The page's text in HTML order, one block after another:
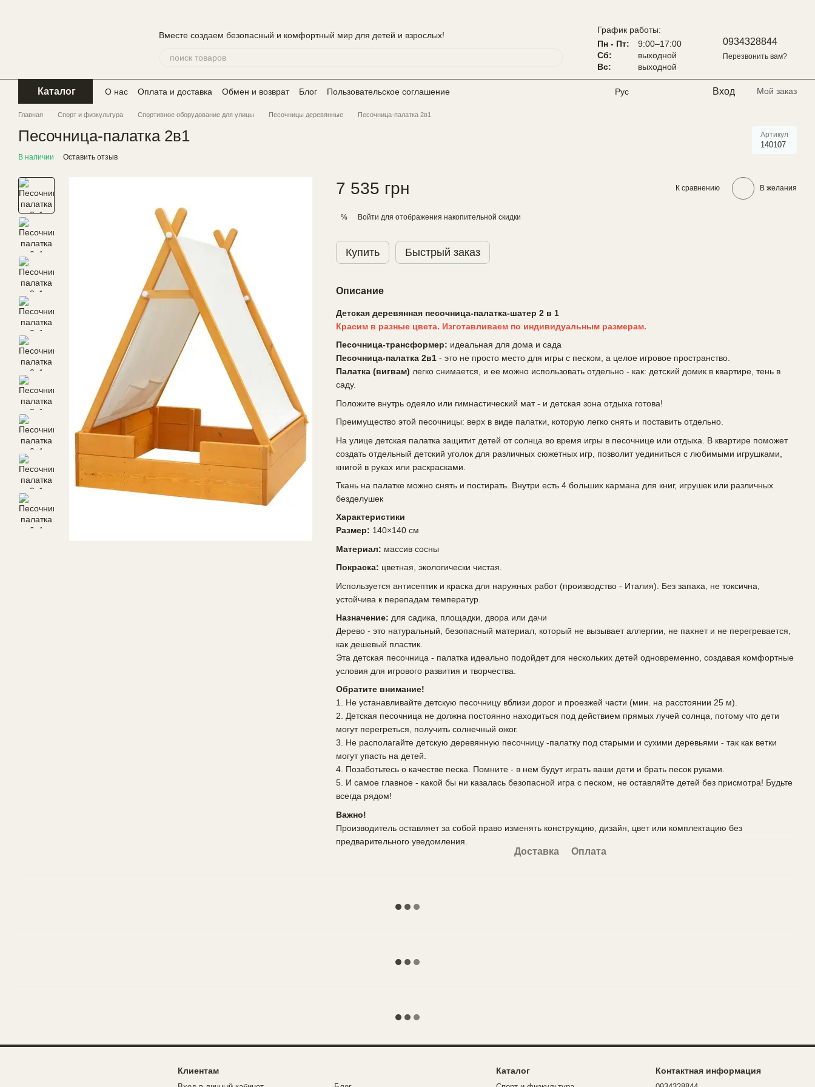
Вместе создаем безопасный и комфортный мир для детей и взрослых!
График работы:
Пн - Пт:
9:00–17:00
Сб:
выходной
Вс:
выходной
0934328844
Перезвонить вам?
Каталог О нас Оплата и доставка Обмен и возврат Блог Пользовательское соглашение Рус Вход Мой заказ
Главная Спорт и физкультура Спортивное оборудование для улицы Песочницы деревянные Песочница-палатка 2в1
Песочница-палатка 2в1 Артикул
140107
В наличии Оставить отзыв
7 535 грн К сравнению В желания
% Войти для отображения накопительной скидки
Купить Быстрый заказ
Описание
Детская деревянная песочница-палатка-шатер 2 в 1
Красим в разные цвета. Изготавливаем по индивидуальным размерам.
Песочница-трансформер: идеальная для дома и сада
Песочница-палатка 2в1- это не просто место для игры с песком, а целое игровое пространство.
Палатка (вигвам) легко снимается, и ее можно использовать отдельно - как: детский домик в квартире, тень в
саду.
Положите внутрь одеяло или гимнастический мат - и детская зона отдыха готова!
Преимущество этой песочницы: верх в виде палатки, которую легко снять и поставить отдельно.
На улице детская палатка защитит детей от солнца во время игры в песочнице или отдыха. В квартире поможет
создать отдельный детский уголок для различных сюжетных игр, позволит уединиться с любимыми игрушками,
книгой в руках или раскрасками.
Ткань на палатке можно снять и постирать. Внутри есть 4 больших кармана для книг, игрушек или различных
безделушек
Характеристики
Размер: 140×140 см
Материал: массив сосны
Покраска: цветная, экологически чистая.
Используется антисептик и краска для наружных работ (производство - Италия). Без запаха, не токсична,
устойчива к перепадам температур.
Назначение: для садика, площадки, двора или дачи
Дерево - это натуральный, безопасный материал, который не вызывает аллергии, не пахнет и не перегревается,
как дешевый пластик.
Эта детская песочница - палатка идеально подойдет для нескольких детей одновременно, создавая комфортные
условия для игрового развития и творчества.
Обратите внимание!
1. Не устанавливайте детскую песочницу вблизи дорог и проезжей части (мин. на расстоянии 25 м).
2. Детская песочница не должна постоянно находиться под действием прямых лучей солнца, потому что дети
могут перегреться, получить солнечный ожог.
3. Не располагайте детскую деревянную песочницу -палатку под старыми и сухими деревьями - так как ветки
могут упасть на детей.
4. Позаботьтесь о качестве песка. Помните - в нем будут играть ваши дети и брать песок руками.
5. И самое главное - какой бы ни казалась безопасной игра с песком, не оставляйте детей без присмотра! Будьте
всегда рядом!
Важно!
Производитель оставляет за собой право изменять конструкцию, дизайн, цвет или комплектацию без
предварительного уведомления.
Доставка Оплата
Клиентам Каталог Контактная информация